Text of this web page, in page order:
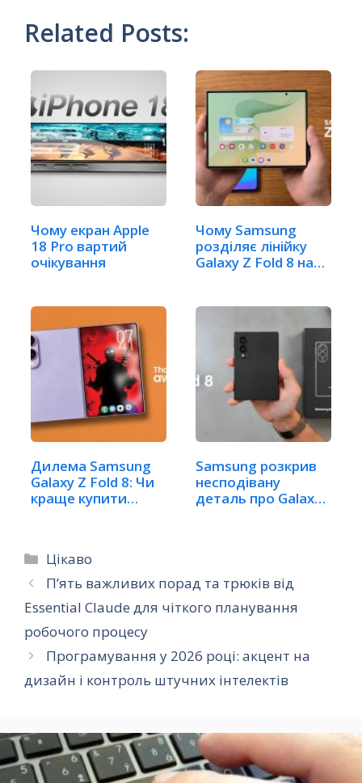
Related Posts:
Чому екран Apple
18 Pro вартий
очікування
Чому Samsung
розділяє лінійку
Galaxy Z Fold 8 на
Дилема Samsung
Galaxy Z Fold 8: Чи
краще купити…
Samsung розкрив
несподівану
деталь про Galaxy
Категорії
Цікаво
П’ять важливих порад та трюків від
Essential Claude для чіткого планування
робочого процесу
Програмування у 2026 році: акцент на
дизайн і контроль штучних інтелектів